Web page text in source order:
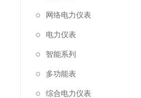
网络电力仪表
电力仪表
智能系列
多功能表
综合电力仪表